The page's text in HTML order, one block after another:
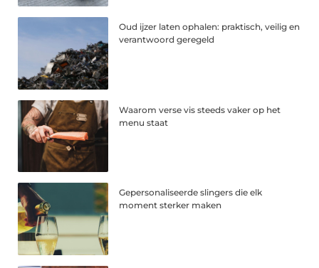
Oud ijzer laten ophalen: praktisch, veilig en
verantwoord geregeld
Waarom verse vis steeds vaker op het
menu staat
Gepersonaliseerde slingers die elk
moment sterker maken